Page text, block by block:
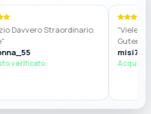
Straordinario.
"Vielen
Guter
misi7984
Acquisto